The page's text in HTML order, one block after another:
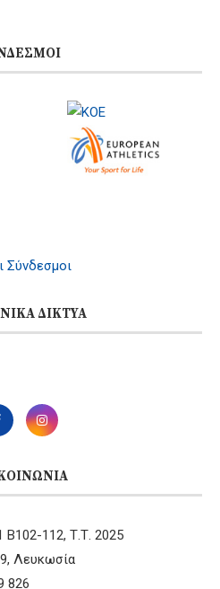
Σύνδεσμοι
ΔΊΚΤΥΑ
112, Τ.Τ. 2025
Λευκωσία
826